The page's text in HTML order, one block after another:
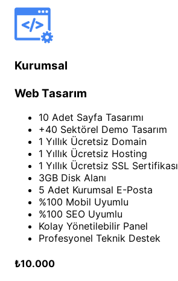
Kurumsal
Web Tasarım
10 Adet Sayfa Tasarımı
+40 Sektörel Demo Tasarım
1 Yıllık Ücretsiz Domain
1 Yıllık Ücretsiz Hosting
1 Yıllık Ücretsiz SSL Sertifikası
3GB Disk Alanı
5 Adet Kurumsal E-Posta
%100 Mobil Uyumlu
%100 SEO Uyumlu
Kolay Yönetilebilir Panel
Profesyonel Teknik Destek
₺10.000